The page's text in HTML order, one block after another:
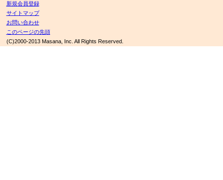
新規会員登録
サイトマップ
お問い合わせ
このページの先頭
(C)2000-2013 Masana, Inc. All Rights Reserved.